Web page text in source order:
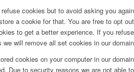
cookies but to avoid asking you again
a cookie for that. You are free to opt out
to get a better experience. If you refuse
we will remove all set cookies in our domain.
cookies on your computer in our domain
Due to security reasons we are not able to